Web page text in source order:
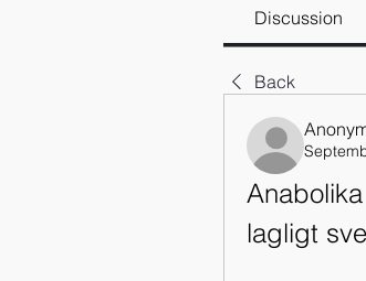
Discussion
Back
lagligt